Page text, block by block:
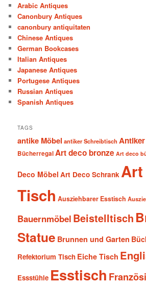
Arabic Antiques
Canonbury Antiques
canonbury antiquitaten
Chinese Antiques
German Bookcases
Italian Antiques
Japanese Antiques
Portugese Antiques
Russian Antiques
Spanish Antiques
TAGS
antike Möbel antiker Schreibtisch
BücherregalArt deco bronze Art deco
Deco Möbel Art Deco Schrank Art
Tisch Ausziehbarer Esstisch
Bauernmöbel Beistelltisch
Statue Brunnen und Garten
Refektorium Tisch Eiche Tisch
Essstühle Esstisch